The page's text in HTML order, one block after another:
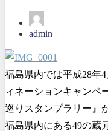
admin
福島県内では平成28年
ィネーションキャンペ
巡りスタンプラリー』
福島県内にある49の蔵